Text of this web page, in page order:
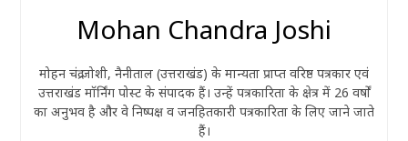
Mohan Chandra Joshi
मोहन चंद्र जोशी, नैनीताल (उत्तराखंड) के मान्यता प्राप्त वरिष्ठ पत्रकार एवं
उत्तराखंड मॉर्निंग पोस्ट के संपादक हैं। उन्हें पत्रकारिता के क्षेत्र में 26 वर्षों
का अनुभव है और वे निष्पक्ष व जनहितकारी पत्रकारिता के लिए जाने जाते
हैं।